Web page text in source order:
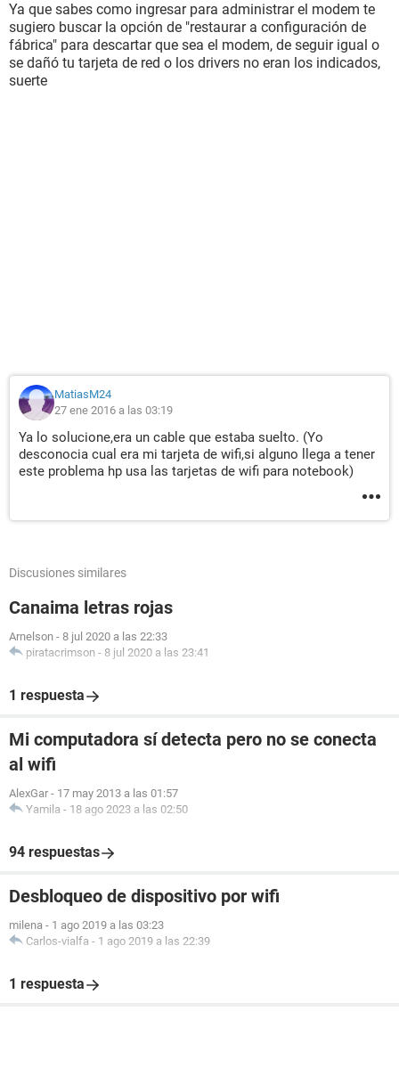
Ya que sabes como ingresar para administrar el modem te
sugiero buscar la opción de "restaurar a configuración de
fábrica" para descartar que sea el modem, de seguir igual o
se dañó tu tarjeta de red o los drivers no eran los indicados,
suerte
MatiasM24
27 ene 2016 a las 03:19
Ya lo solucione,era un cable que estaba suelto. (Yo
desconocia cual era mi tarjeta de wifi,si alguno llega a tener
este problema hp usa las tarjetas de wifi para notebook)
Discusiones similares
Canaima letras rojas
Arnelson - 8 jul 2020 a las 22:33
piratacrimson - 8 jul 2020 a las 23:41
1 respuesta
Mi computadora sí detecta pero no se conecta
al wifi
AlexGar - 17 may 2013 a las 01:57
Yamila - 18 ago 2023 a las 02:50
94 respuestas
Desbloqueo de dispositivo por wifi
milena - 1 ago 2019 a las 03:23
Carlos-vialfa - 1 ago 2019 a las 22:39
1 respuesta